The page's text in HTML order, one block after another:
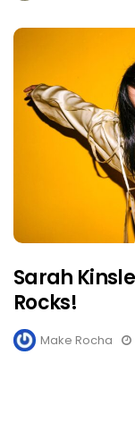
Sarah
Rocks!
Make Rocha